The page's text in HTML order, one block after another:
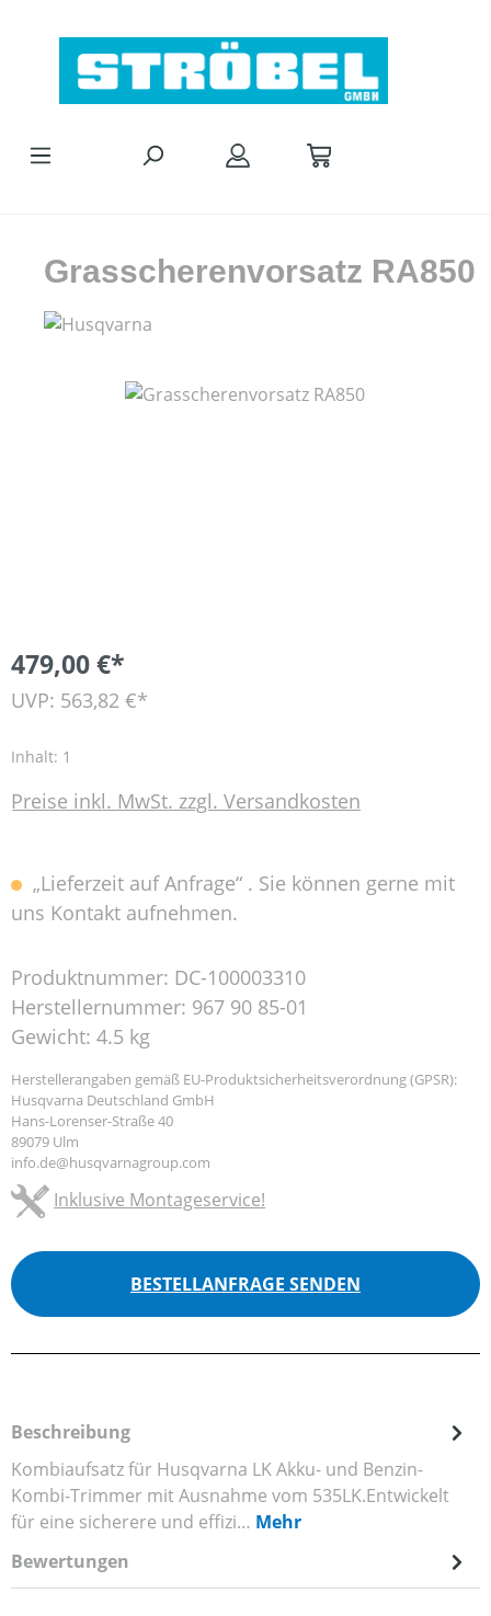
Grasscherenvorsatz RA850
Bildergalerie überspringen
479,00 €*
UVP: 563,82 €*
Inhalt: 1
Preise inkl. MwSt. zzgl. Versandkosten
„Lieferzeit auf Anfrage“ . Sie können gerne mit
uns Kontakt aufnehmen.
Produktnummer: DC-100003310
Herstellernummer: 967 90 85-01
Gewicht: 4.5 kg
Herstellerangaben gemäß EU-Produktsicherheitsverordnung (GPSR):
Husqvarna Deutschland GmbH
Hans-Lorenser-Straße 40
89079 Ulm
info.de@husqvarnagroup.com
Inklusive Montageservice!
BESTELLANFRAGE SENDEN
Beschreibung
Kombiaufsatz für Husqvarna LK Akku- und Benzin-
Kombi-Trimmer mit Ausnahme vom 535LK.Entwickelt
für eine sicherere und effizi… Mehr
Bewertungen